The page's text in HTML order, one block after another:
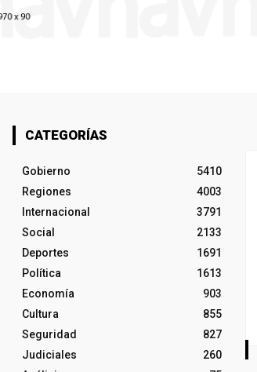
CATEGORÍAS
Gobierno
5410
Regiones
4003
Internacional
3791
Social
2133
Deportes
1691
Política
1613
Economía
903
Cultura
855
Seguridad
827
Judiciales
260